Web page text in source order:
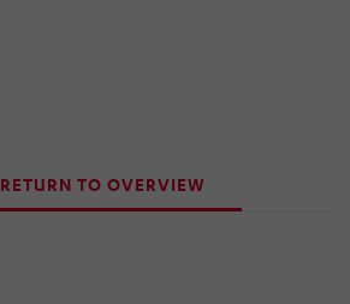
RETURN TO OVERVIEW